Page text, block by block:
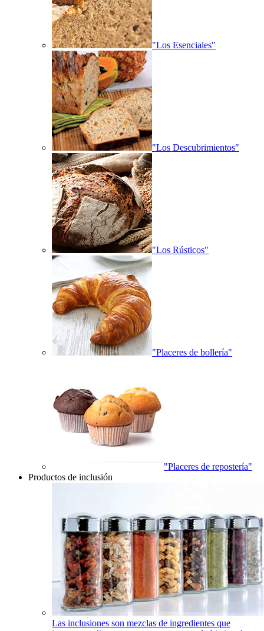
"Los Esenciales"
"Los Descubrimientos"
"Los Rústicos"
"Placeres de bollería"
"Placeres de repostería"
Productos de inclusión
Las inclusiones son mezclas de ingredientes que